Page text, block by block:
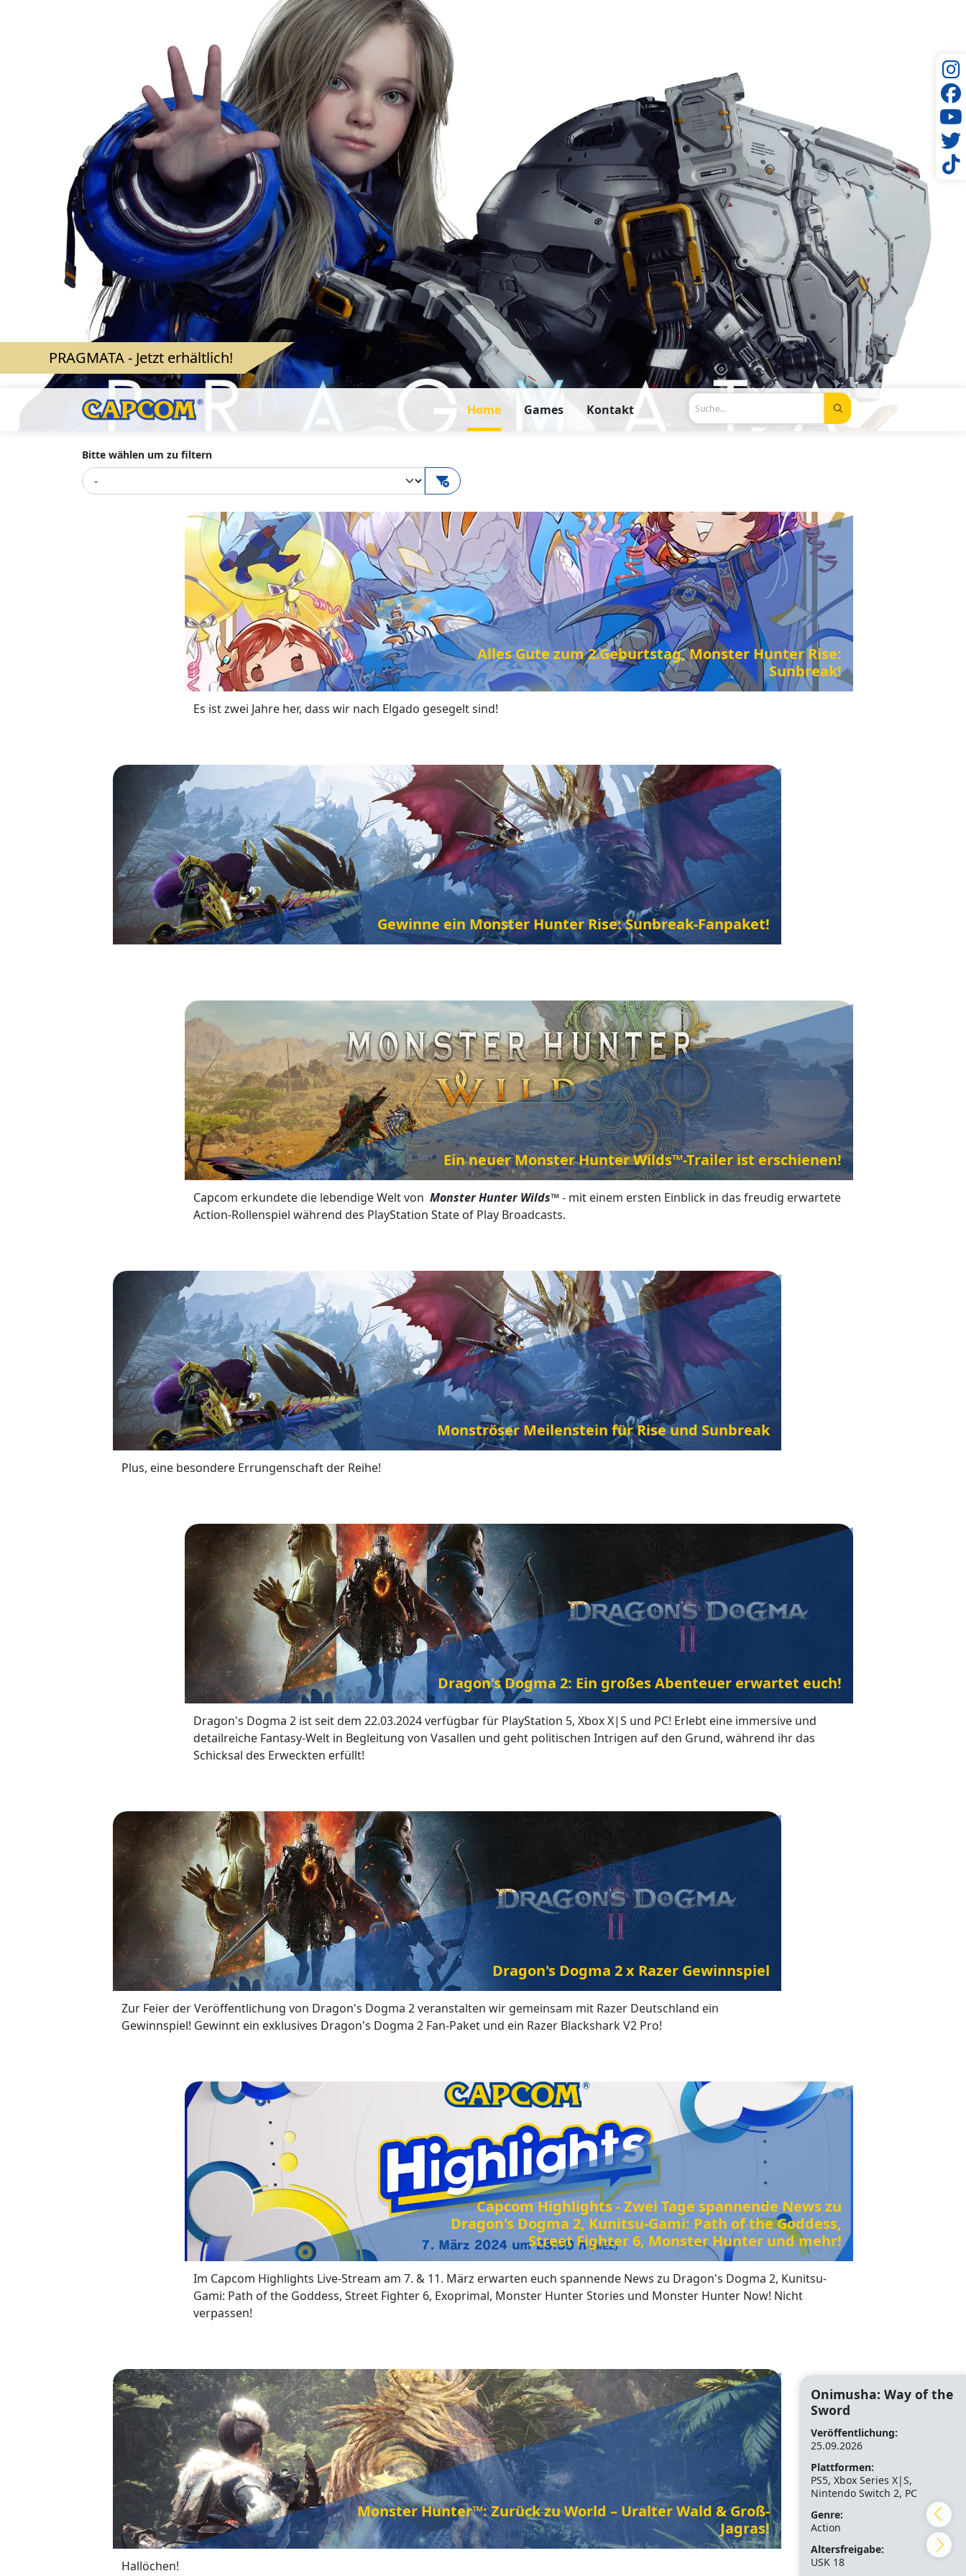
Home Games Kontakt Suche...
PRAGMATA - Jetzt erhältlich!
Bitte wählen um zu filtern
Alles Gute zum 2.Geburtstag, Monster Hunter Rise:
Sunbreak!
Es ist zwei Jahre her, dass wir nach Elgado gesegelt sind!
Gewinne ein Monster Hunter Rise: Sunbreak-Fanpaket!
Ein neuer Monster Hunter Wilds™-Trailer ist erschienen!
Capcom erkundete die lebendige Welt von Monster Hunter Wilds™- mit einem ersten Einblick in das freudig erwartete
Action-Rollenspiel während des PlayStation State of Play Broadcasts.
Monströser Meilenstein für Rise und Sunbreak
Plus, eine besondere Errungenschaft der Reihe!
Dragon's Dogma 2: Ein großes Abenteuer erwartet euch!
Dragon's Dogma 2 ist seit dem 22.03.2024 verfügbar für PlayStation 5, Xbox X|S und PC! Erlebt eine immersive und
detailreiche Fantasy-Welt in Begleitung von Vasallen und geht politischen Intrigen auf den Grund, während ihr das
Schicksal des Erweckten erfüllt!
Dragon's Dogma 2 x Razer Gewinnspiel
Zur Feier der Veröffentlichung von Dragon's Dogma 2 veranstalten wir gemeinsam mit Razer Deutschland ein
Gewinnspiel! Gewinnt ein exklusives Dragon's Dogma 2 Fan-Paket und ein Razer Blackshark V2 Pro!
Capcom Highlights - Zwei Tage spannende News zu
Dragon's Dogma 2, Kunitsu-Gami: Path of the Goddess,
Street Fighter 6, Monster Hunter und mehr!
Im Capcom Highlights Live-Stream am 7. & 11. März erwarten euch spannende News zu Dragon's Dogma 2, Kunitsu-
Gami: Path of the Goddess, Street Fighter 6, Exoprimal, Monster Hunter Stories und Monster Hunter Now! Nicht
verpassen!
Monster Hunter™: Zurück zu World – Uralter Wald & Groß-
Jagras!
Hallöchen!
Onimusha: Way of the
Sword
Veröffentlichung:
25.09.2026
Plattformen:
PS5, Xbox Series X|S,
Nintendo Switch 2, PC
Genre:
Action
Altersfreigabe:
USK 18